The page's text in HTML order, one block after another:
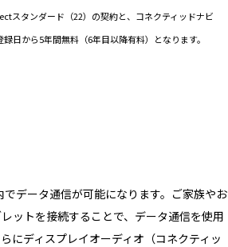
スタンダード（22）の契約と、コネクティッドナビ
日から5年間無料（6年目以降有料）となります。
データ通信が可能になります。ご家族やお
ットを接続することで、データ通信を使用
にディスプレイオーディオ（コネクティッ